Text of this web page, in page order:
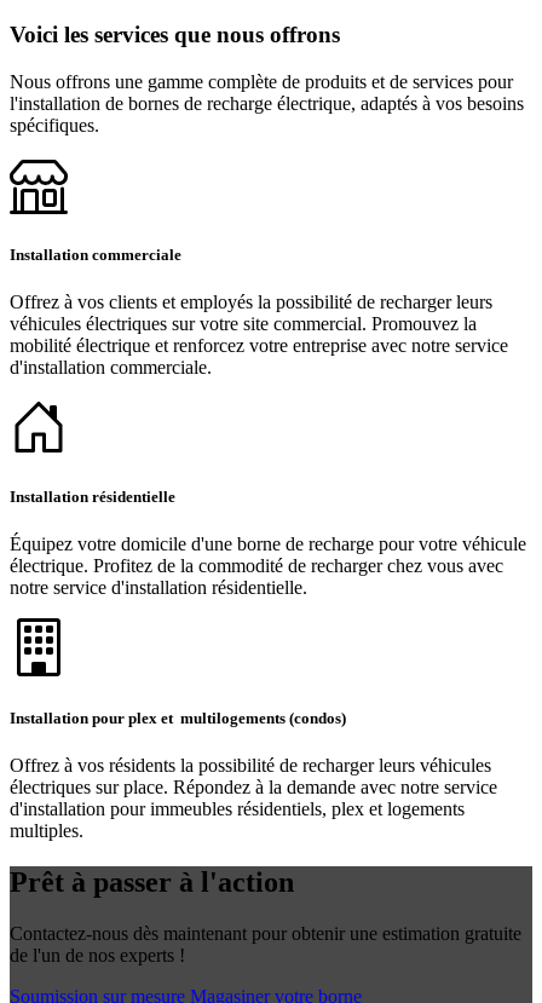
Voici les services que nous offrons
Nous offrons une gamme complète de produits et de services pour
l'installation de bornes de recharge électrique, adaptés à vos besoins
spécifiques.
Installation commerciale
Offrez à vos clients et employés la possibilité de recharger leurs
véhicules électriques sur votre site commercial. Promouvez la
mobilité électrique et renforcez votre entreprise avec notre service
d'installation commerciale.
Installation résidentielle
Équipez votre domicile d'une borne de recharge pour votre véhicule
électrique. Profitez de la commodité de recharger chez vous avec
notre service d'installation résidentielle.
Installation pour plex et multilogements (condos)
Offrez à vos résidents la possibilité de recharger leurs véhicules
électriques sur place. Répondez à la demande avec notre service
d'installation pour immeubles résidentiels, plex et logements
multiples.
Prêt à passer à l'action
Contactez-nous dès maintenant pour obtenir une estimation gratuite
de l'un de nos experts !
Soumission sur mesure Magasiner votre borne